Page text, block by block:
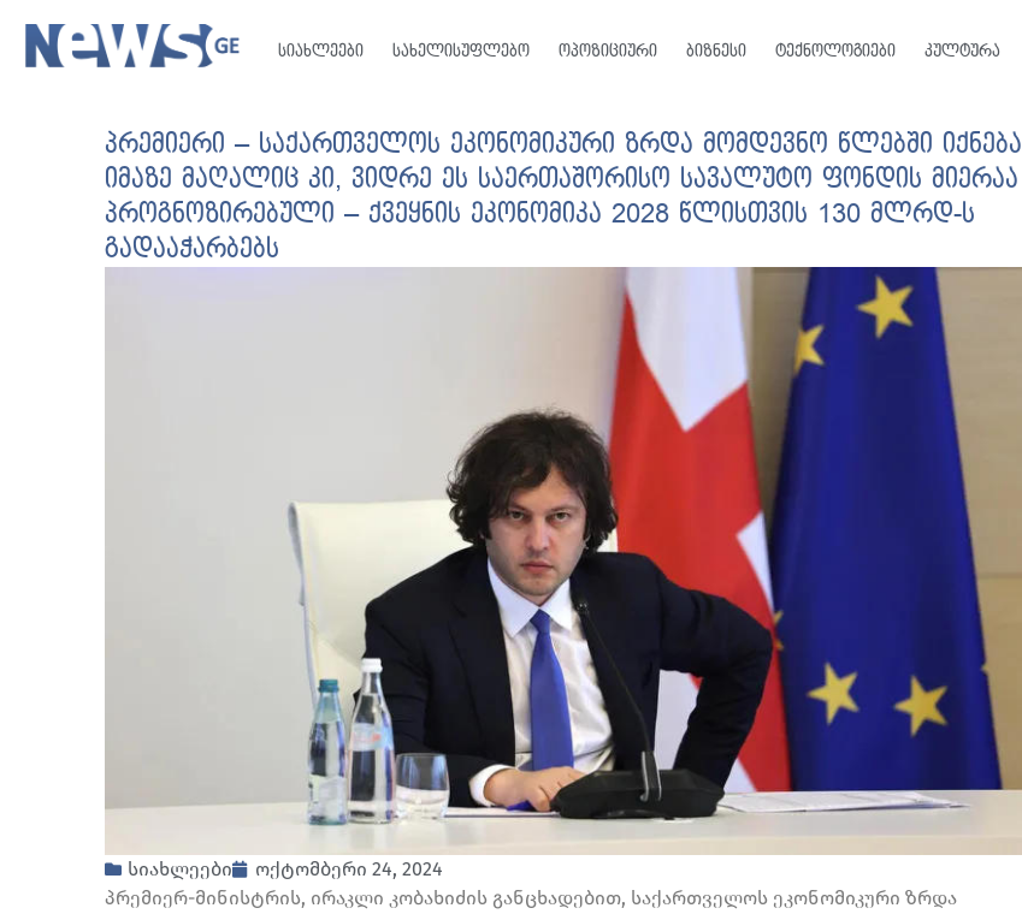
სიახლეები სახელისუფლებო ოპოზიციური ბიზნესი ტექნოლოგიები კულტურა
პრემიერი – საქართველოს ეკონომიკური ზრდა მომდევნო წლებში იქნება
იმაზე მაღალიც კი, ვიდრე ეს საერთაშორისო სავალუტო ფონდის მიერაა
პროგნოზირებული – ქვეყნის ეკონომიკა 2028 წლისთვის 130 მლრდ-ს
გადააჭარბებს
სიახლეები
ოქტომბერი 24, 2024
პრემიერ-მინისტრის, ირაკლი კობახიძის განცხადებით, საქართველოს ეკონომიკური ზრდა